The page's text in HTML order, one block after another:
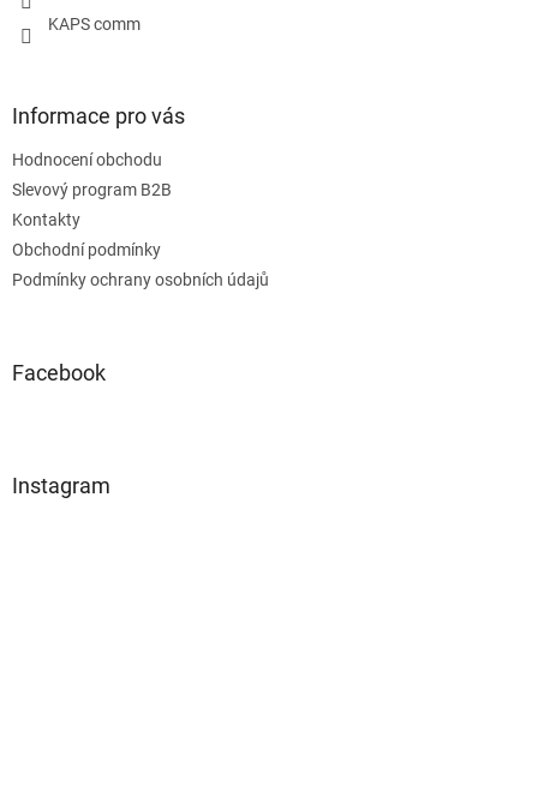
KAPS comm
Informace pro vás
Hodnocení obchodu
Slevový program B2B
Kontakty
Obchodní podmínky
Podmínky ochrany osobních údajů
Facebook
Instagram